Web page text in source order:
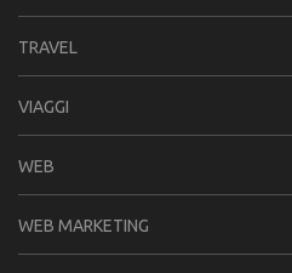
TRAVEL
VIAGGI
WEB
WEB MARKETING